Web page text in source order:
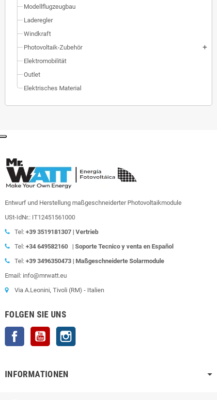
Modellflugzeugbau
Laderegler
Windkraft
Photovoltaik-Zubehör
add
Elektromobilität
Outlet
Elektrisches Material
Entwurf und Herstellung maßgeschneiderter Photovoltaikmodule
USt-IdNr.: IT12451561000
Tel: +39 3519181307 | Vertrieb
Tel: +34 649582160 | Soporte Tecnico y venta en Español
Tel: +39 3496350473 | Maßgeschneiderte Solarmodule
Email: info@mrwatt.eu
Via A.Leonini, Tivoli (RM) - Italien
FOLGEN SIE UNS
Facebook YouTube
INFORMATIONEN